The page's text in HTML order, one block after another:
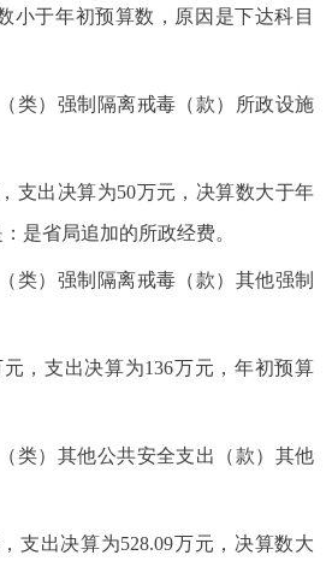
小于年初预算数，原因是下达科目
类）强制隔离戒毒（款）所政设施
支出决算为50万元，决算数大于年
是省局追加的所政经费。
类）强制隔离戒毒（款）其他强制
，支出决算为136万元，年初预算
类）其他公共安全支出（款）其他
支出决算为528.09万元，决算数大